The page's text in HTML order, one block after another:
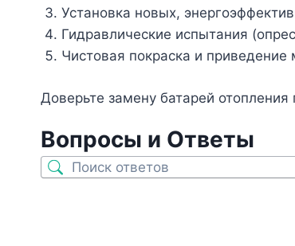
Установка новых,
Гидравлические испытания
Чистовая покраска и
Доверьте замену батарей
Вопросы и Ответы